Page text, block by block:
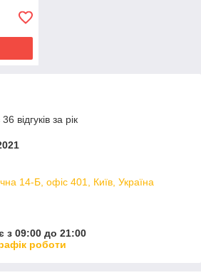
відгуків за рік
14-Б, офіс 401, Київ, Україна
з 09:00 до 21:00
роботи